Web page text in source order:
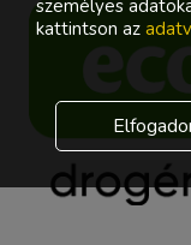
személyes
kattintson az